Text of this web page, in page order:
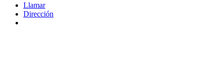
Llamar
Dirección